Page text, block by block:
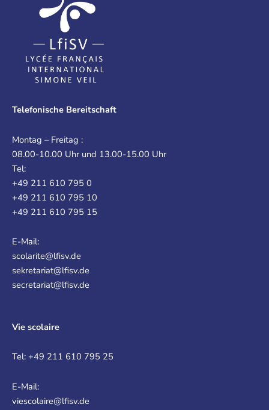
Telefonische Bereitschaft
Montag – Freitag :
08.00-10.00 Uhr und 13.00-15.00 Uhr
Tel:
+49 211 610 795 0
+49 211 610 795 10
+49 211 610 795 15
E-Mail:
scolarite@lfisv.de
sekretariat@lfisv.de
secretariat@lfisv.de
Vie scolaire
Tel: +49 211 610 795 25
E-Mail:
viescolaire@lfisv.de